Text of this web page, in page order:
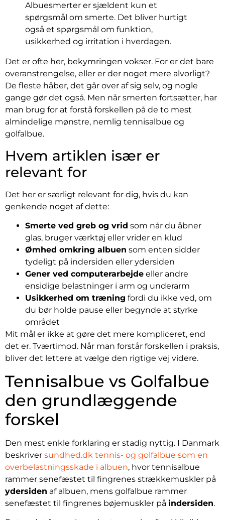
Albuesmerter er sjældent kun et
spørgsmål om smerte. Det bliver hurtigt
også et spørgsmål om funktion,
usikkerhed og irritation i hverdagen.
Det er ofte her, bekymringen vokser. For er det bare
overanstrengelse, eller er der noget mere alvorligt?
De fleste håber, det går over af sig selv, og nogle
gange gør det også. Men når smerten fortsætter, har
man brug for at forstå forskellen på de to mest
almindelige mønstre, nemlig tennisalbue og
golfalbue.
Hvem artiklen især er
relevant for
Det her er særligt relevant for dig, hvis du kan
genkende noget af dette:
Smerte ved greb og vrid som når du åbner
glas, bruger værktøj eller vrider en klud
Ømhed omkring albuen som enten sidder
tydeligt på indersiden eller ydersiden
Gener ved computerarbejde eller andre
ensidige belastninger i arm og underarm
Usikkerhed om træning fordi du ikke ved, om
du bør holde pause eller begynde at styrke
området
Mit mål er ikke at gøre det mere kompliceret, end
det er. Tværtimod. Når man forstår forskellen i praksis,
bliver det lettere at vælge den rigtige vej videre.
Tennisalbue vs Golfalbue
den grundlæggende
forskel
Den mest enkle forklaring er stadig nyttig. I Danmark
beskriver sundhed.dk tennis- og golfalbue som en
overbelastningsskade i albuen, hvor tennisalbue
rammer senefæstet til fingrenes strækkemuskler på
ydersiden af albuen, mens golfalbue rammer
senefæstet til fingrenes bøjemuskler på indersiden.